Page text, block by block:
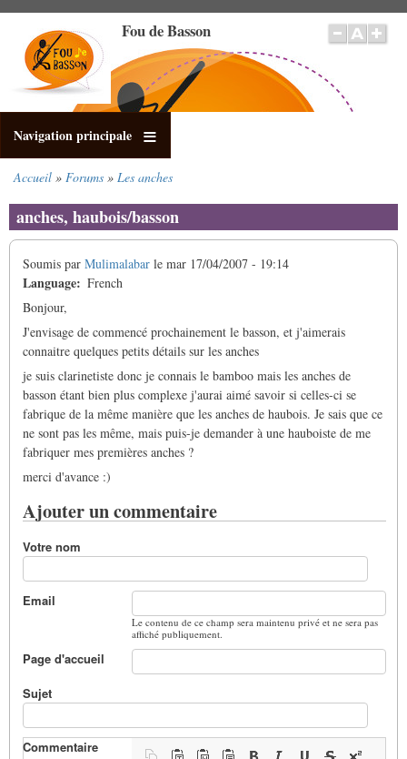
contenu
principal
Fou de Basson
Navigation principale
d'Ariane
Accueil Forums Les anches
anches, haubois/basson
Soumis par Mulimalabar le mar 17/04/2007 - 19:14
Language
French
Bonjour,
J'envisage de commencé prochainement le basson, et j'aimerais
connaitre quelques petits détails sur les anches
je suis clarinetiste donc je connais le bamboo mais les anches de
basson étant bien plus complexe j'aurai aimé savoir si celles-ci se
fabrique de la même manière que les anches de haubois. Je sais que ce
ne sont pas les même, mais puis-je demander à une hauboiste de me
fabriquer mes premières anches ?
merci d'avance :)
Ajouter un commentaire
Votre nom
Email
Le contenu de ce champ sera maintenu privé et ne sera pas
affiché publiquement.
Page d'accueil
Sujet
Commentaire